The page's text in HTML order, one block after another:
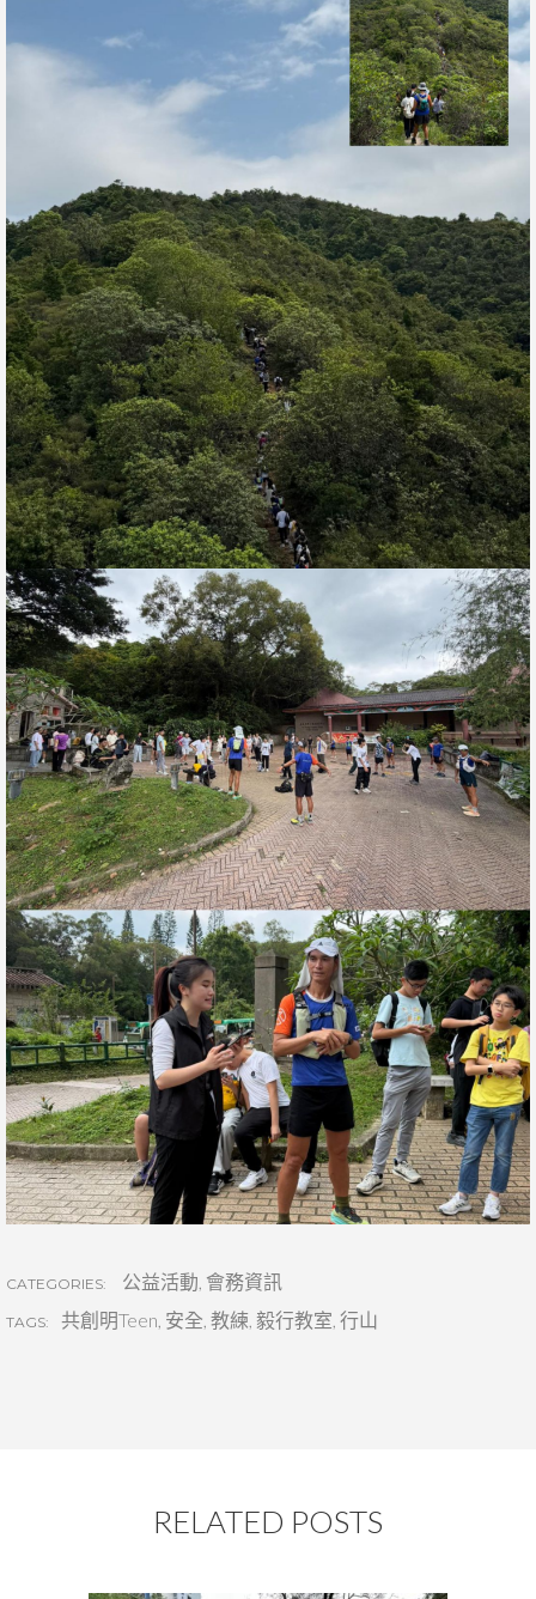
CATEGORIES: 公益活動 會務資訊
TAGS: 共創明Teen 安全 教練 毅行教室 行山
RELATED POSTS